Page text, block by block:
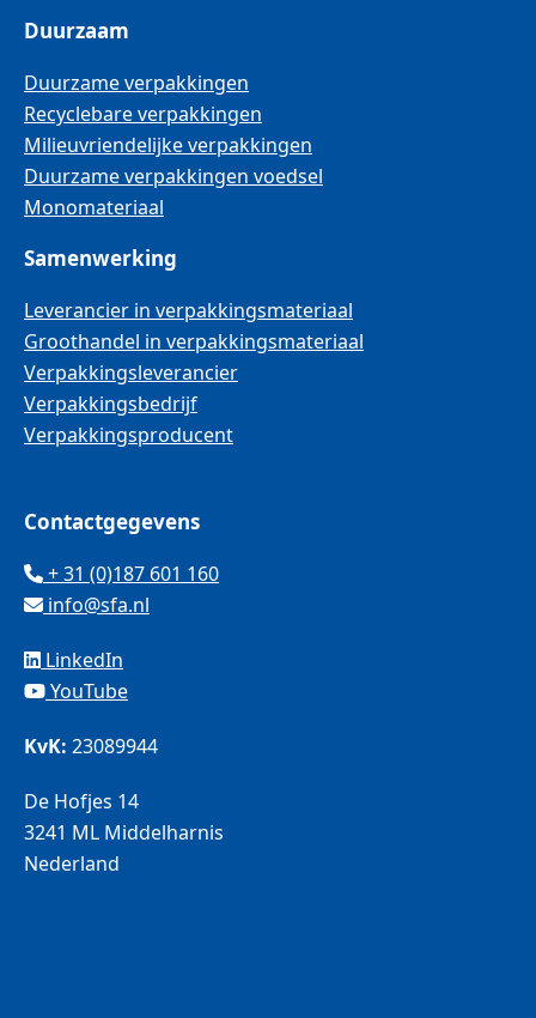
Duurzaam
Duurzame verpakkingen
Recyclebare verpakkingen
Milieuvriendelijke verpakkingen
Duurzame verpakkingen voedsel
Monomateriaal
Samenwerking
Leverancier in verpakkingsmateriaal
Groothandel in verpakkingsmateriaal
Verpakkingsleverancier
Verpakkingsbedrijf
Verpakkingsproducent
Contactgegevens
+ 31 (0)187 601 160
info@sfa.nl
LinkedIn
YouTube
KvK: 23089944
De Hofjes 14
3241 ML Middelharnis
Nederland